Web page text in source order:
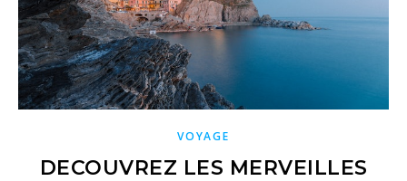
VOYAGE
DECOUVREZ LES MERVEILLES